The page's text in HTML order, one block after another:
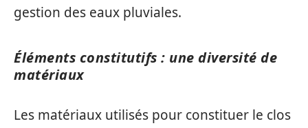
gestion des eaux pluviales.
Éléments constitutifs : une diversité de
matériaux
Les matériaux utilisés pour constituer le clos